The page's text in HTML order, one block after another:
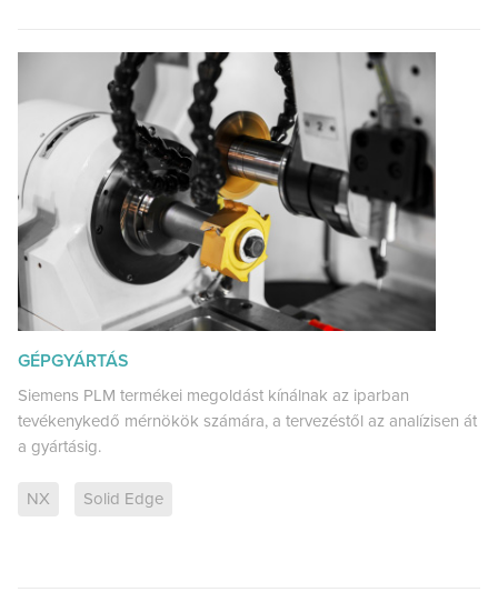
GÉPGYÁRTÁS
Siemens PLM termékei megoldást kínálnak az iparban
tevékenykedő mérnökök számára, a tervezéstől az analízisen át
a gyártásig.
NX Solid Edge